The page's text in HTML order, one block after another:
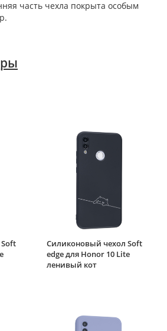
часть чехла покрыта особым
Силиконовый чехол Soft
edge для Honor 10 Lite
ленивый кот